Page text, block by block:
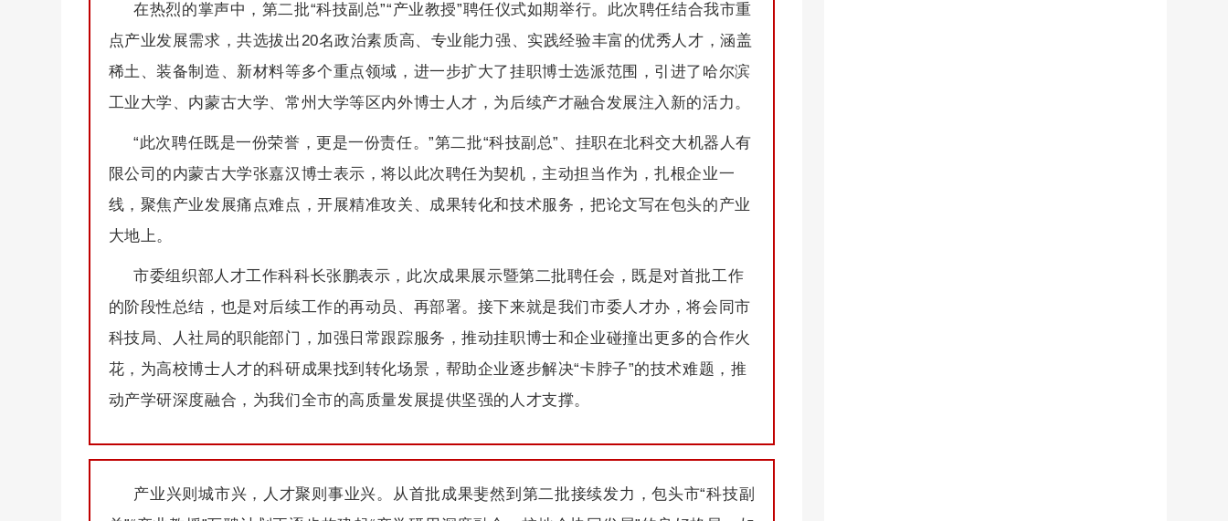
在热烈的掌声中，第二批“科技副总”“产业教授”聘任仪式如期举行。此次聘任结合我市重
点产业发展需求，共选拔出20名政治素质高、专业能力强、实践经验丰富的优秀人才，涵盖
稀土、装备制造、新材料等多个重点领域，进一步扩大了挂职博士选派范围，引进了哈尔滨
工业大学、内蒙古大学、常州大学等区内外博士人才，为后续产才融合发展注入新的活力。
“此次聘任既是一份荣誉，更是一份责任。”第二批“科技副总”、挂职在北科交大机器人有
限公司的内蒙古大学张嘉汉博士表示，将以此次聘任为契机，主动担当作为，扎根企业一
线，聚焦产业发展痛点难点，开展精准攻关、成果转化和技术服务，把论文写在包头的产业
大地上。
市委组织部人才工作科科长张鹏表示，此次成果展示暨第二批聘任会，既是对首批工作
的阶段性总结，也是对后续工作的再动员、再部署。接下来就是我们市委人才办，将会同市
科技局、人社局的职能部门，加强日常跟踪服务，推动挂职博士和企业碰撞出更多的合作火
花，为高校博士人才的科研成果找到转化场景，帮助企业逐步解决“卡脖子”的技术难题，推
动产学研深度融合，为我们全市的高质量发展提供坚强的人才支撑。
产业兴则城市兴，人才聚则事业兴。从首批成果斐然到第二批接续发力，包头市“科技副